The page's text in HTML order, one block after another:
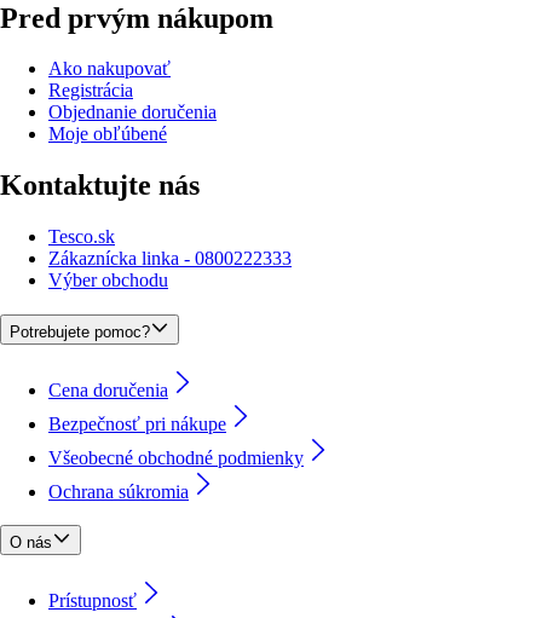
Pred prvým nákupom
Ako nakupovať
Registrácia
Objednanie doručenia
Moje obľúbené
Kontaktujte nás
Tesco.sk
Zákaznícka linka - 0800222333
Výber obchodu
Potrebujete pomoc?
Cena doručenia
Bezpečnosť pri nákupe
Všeobecné obchodné podmienky
Ochrana súkromia
O nás
Prístupnosť